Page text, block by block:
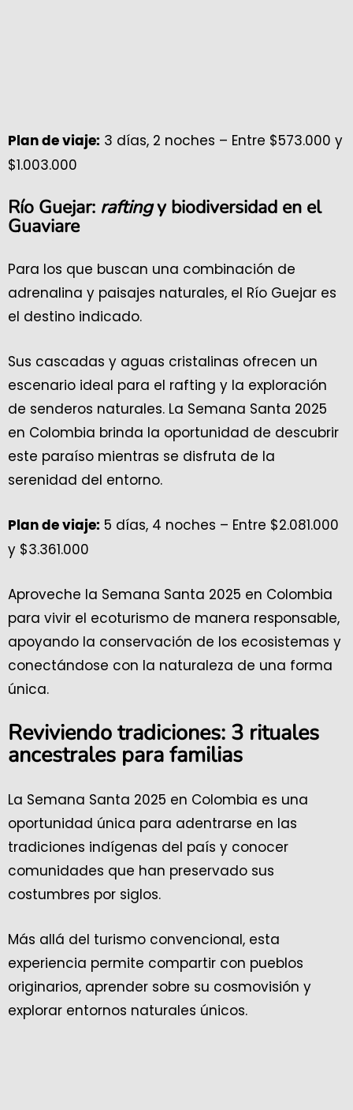
Plan de viaje: 3 días, 2 noches – Entre $573.000 y
$1.003.000
Río Guejar: raftingy biodiversidad en el
Guaviare
Para los que buscan una combinación de
adrenalina y paisajes naturales, el Río Guejar es
el destino indicado.
Sus cascadas y aguas cristalinas ofrecen un
escenario ideal para el rafting y la exploración
de senderos naturales. La Semana Santa 2025
en Colombia brinda la oportunidad de descubrir
este paraíso mientras se disfruta de la
serenidad del entorno.
Plan de viaje: 5 días, 4 noches – Entre $2.081.000
y $3.361.000
Aproveche la Semana Santa 2025 en Colombia
para vivir el ecoturismo de manera responsable,
apoyando la conservación de los ecosistemas y
conectándose con la naturaleza de una forma
única.
Reviviendo tradiciones: 3 rituales
ancestrales para familias
La Semana Santa 2025 en Colombia es una
oportunidad única para adentrarse en las
tradiciones indígenas del país y conocer
comunidades que han preservado sus
costumbres por siglos.
Más allá del turismo convencional, esta
experiencia permite compartir con pueblos
originarios, aprender sobre su cosmovisión y
explorar entornos naturales únicos.